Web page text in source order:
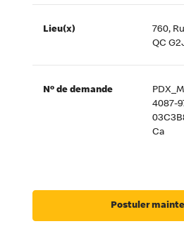
Lieu(x)
760,
QC
Nº de demande
4087-
Ca
Postuler